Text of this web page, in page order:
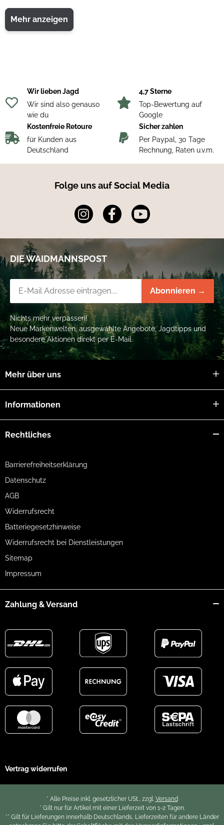
Obermaterial: 100% Kautschuk; Futter:100% Neopren
Mehr anzeigen
Wir lieben Jagd
Wir sind also genauso
wie du
4,7 Sterne
Top-Bewertung auf
Google
Kostenfreie Retoure
für Kunden aus
Deutschland
Sicher zahlen
Per Paypal, 30 Tage
Rechnung, Raten u.v.m.
Folge uns auf Social Media
DIE WAIDMANNSPOST
Abonnieren →
Nichts mehr verpassen!
Neue Markenwelten, ausgewählte Angebote, Jagdtipps und
besondere Aktionen direkt per E-Mail.
Mehr über uns
Informationen
Rechtliches
Barrierefreiheitserklärung
Datenschutz
AGB
Widerrufsrecht
Batteriegesetzhinweise
Widerrufsrecht bei Dienstleistungen
Sitemap
Impressum
Zahlung & Versand
Vertrag widerrufen
* Alle Preise inkl. gesetzlicher USt., zzgl. Versand
* Gilt nur für Artikel mit einer Lieferzeit von 1-2 Tagen.
** Gilt für Lieferungen innerhalb Deutschlands, Lieferzeiten für andere Länder